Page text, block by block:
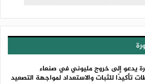
يدعو إلى خروج مليوني في صنعاء
تأكيدًا للثبات والاستعداد لمواجهة التصعيد